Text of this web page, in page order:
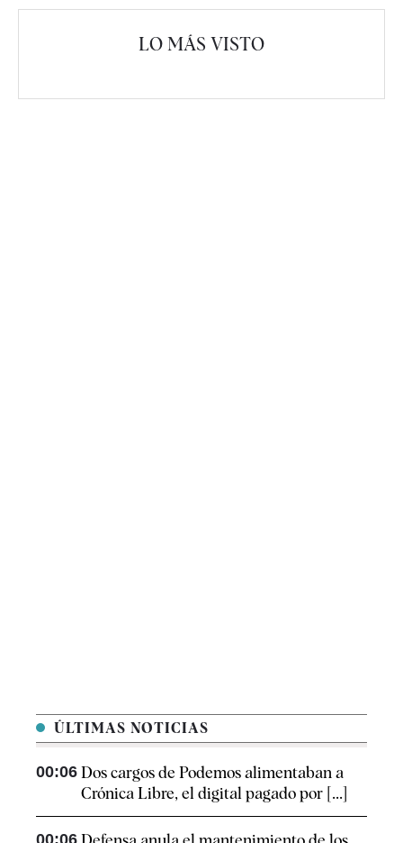
LO MÁS VISTO
ÚLTIMAS NOTICIAS
00:06 Dos cargos de Podemos alimentaban a
Crónica Libre, el digital pagado por [...]